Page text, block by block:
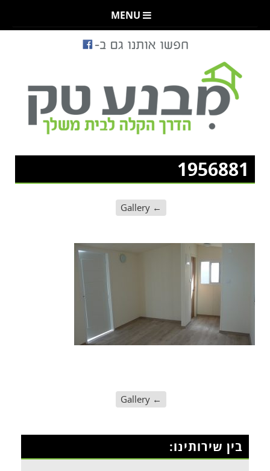
MENU
1956881
←
←
בין שירותינו: